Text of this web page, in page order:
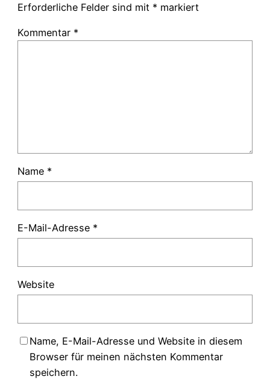
Erforderliche Felder sind mit * markiert
Kommentar *
Name *
E-Mail-Adresse *
Website
Name, E-Mail-Adresse und Website in diesem
Browser für meinen nächsten Kommentar
speichern.